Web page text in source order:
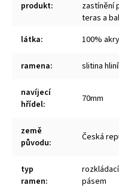
produkt:
zastínění
teras a
látka: 100%
ramena: slitina
navíjecí
hřídel: 70mm
země
původu: Česká
typ
ramen:
pásem